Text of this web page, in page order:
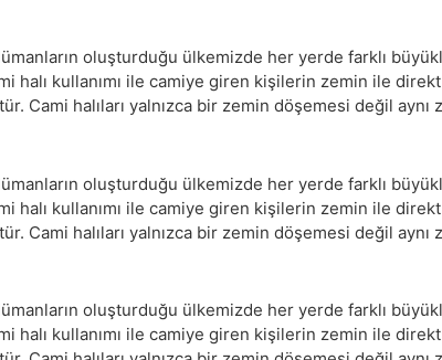
oluşturduğu ülkemizde her yerde farklı
halı kullanımı ile camiye giren kişilerin zemin ile
Cami halıları yalnızca bir zemin döşemesi değil
oluşturduğu ülkemizde her yerde farklı
halı kullanımı ile camiye giren kişilerin zemin ile
Cami halıları yalnızca bir zemin döşemesi değil
oluşturduğu ülkemizde her yerde farklı
halı kullanımı ile camiye giren kişilerin zemin ile